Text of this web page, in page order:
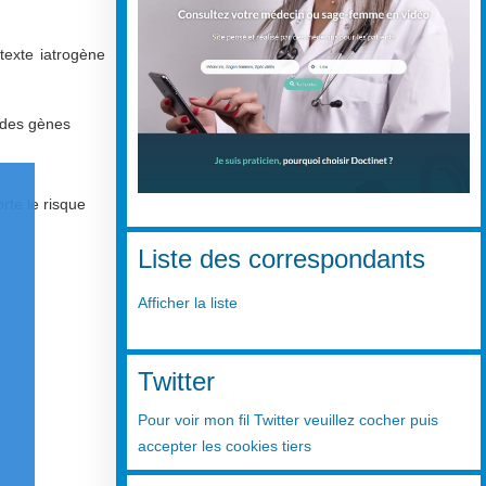
iatrogène
gènes
le risque
Liste des correspondants
Afficher la liste
Twitter
Pour voir mon fil Twitter veuillez cocher puis
accepter les cookies tiers